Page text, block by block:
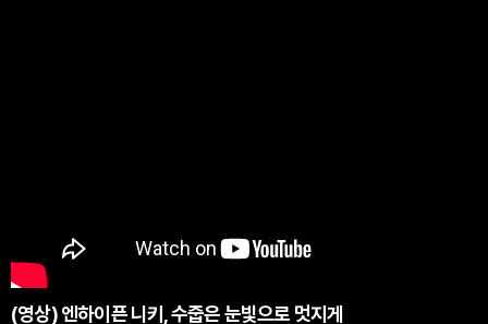
(영상) 엔하이픈 니키, 수줍은 눈빛으로 멋지게